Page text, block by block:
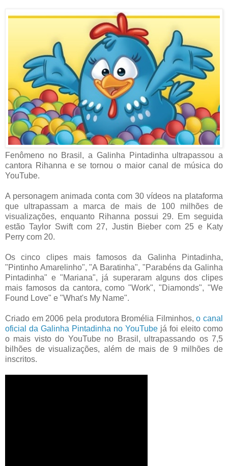
Fenômeno no Brasil, a Galinha Pintadinha ultrapassou a
cantora Rihanna e se tornou o maior canal de música do
YouTube.
A personagem animada conta com 30 vídeos na plataforma
que ultrapassam a marca de mais de 100 milhões de
visualizações, enquanto Rihanna possui 29. Em seguida
estão Taylor Swift com 27, Justin Bieber com 25 e Katy
Perry com 20.
Os cinco clipes mais famosos da Galinha Pintadinha,
"Pintinho Amarelinho", "A Baratinha", "Parabéns da Galinha
Pintadinha" e "Mariana", já superaram alguns dos clipes
mais famosos da cantora, como "Work", "Diamonds", "We
Found Love" e "What's My Name".
Criado em 2006 pela produtora Bromélia Filminhos,o canal
oficial da Galinha Pintadinha no YouTube já foi eleito como
o mais visto do YouTube no Brasil, ultrapassando os 7,5
bilhões de visualizações, além de mais de 9 milhões de
inscritos.